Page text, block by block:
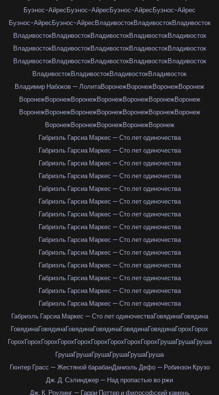
Буэнос-АйресБуэнос-АйресБуэнос-АйресБуэнос-Айрес
Буэнос-АйресБуэнос-АйресВладивостокВладивостокВладивосток
ВладивостокВладивостокВладивостокВладивостокВладивосток
ВладивостокВладивостокВладивостокВладивостокВладивосток
ВладивостокВладивостокВладивостокВладивостокВладивосток
ВладивостокВладивостокВладивостокВладивосток
Владимир Набоков — ЛолитаВоронежВоронежВоронежВоронеж
ВоронежВоронежВоронежВоронежВоронежВоронежВоронеж
ВоронежВоронежВоронежВоронежВоронежВоронежВоронеж
ВоронежВоронежВоронежВоронежВоронеж
Габриэль Гарсиа Маркес — Сто лет одиночества
Габриэль Гарсиа Маркес — Сто лет одиночества
Габриэль Гарсиа Маркес — Сто лет одиночества
Габриэль Гарсиа Маркес — Сто лет одиночества
Габриэль Гарсиа Маркес — Сто лет одиночества
Габриэль Гарсиа Маркес — Сто лет одиночества
Габриэль Гарсиа Маркес — Сто лет одиночества
Габриэль Гарсиа Маркес — Сто лет одиночества
Габриэль Гарсиа Маркес — Сто лет одиночества
Габриэль Гарсиа Маркес — Сто лет одиночества
Габриэль Гарсиа Маркес — Сто лет одиночества
Габриэль Гарсиа Маркес — Сто лет одиночества
Габриэль Гарсиа Маркес — Сто лет одиночества
Габриэль Гарсиа Маркес — Сто лет одиночества
Габриэль Гарсиа Маркес — Сто лет одиночестваГовядинаГовядина
ГовядинаГовядинаГовядинаГовядинаГовядинаГовядинаГорохГорох
ГорохГорохГорохГорохГорохГорохГорохГорохГорохГрушаГрушаГруша
ГрушаГрушаГрушаГрушаГрушаГруша
Гюнтер Грасс — Жестяной барабанДаниэль Дефо — Робинзон Крузо
Дж. Д. Сэлинджер — Над пропастью во ржи
Дж. К. Роулинг — Гарри Поттер и философский камень